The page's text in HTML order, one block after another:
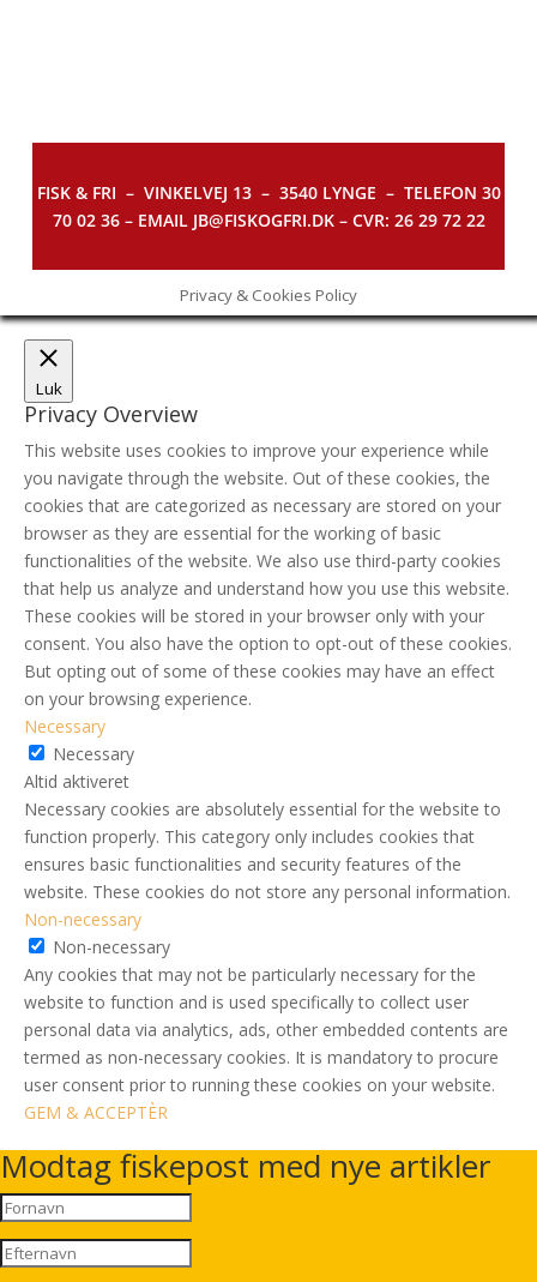
FISK & FRI – VINKELVEJ 13 – 3540 LYNGE – TELEFON 30
70 02 36 – EMAIL JB@FISKOGFRI.DK – CVR: 26 29 72 22
Privacy & Cookies Policy
Luk
Privacy Overview
This website uses cookies to improve your experience while
you navigate through the website. Out of these cookies, the
cookies that are categorized as necessary are stored on your
browser as they are essential for the working of basic
functionalities of the website. We also use third-party cookies
that help us analyze and understand how you use this website.
These cookies will be stored in your browser only with your
consent. You also have the option to opt-out of these cookies.
But opting out of some of these cookies may have an effect
on your browsing experience.
Necessary
Necessary
Altid aktiveret
Necessary cookies are absolutely essential for the website to
function properly. This category only includes cookies that
ensures basic functionalities and security features of the
website. These cookies do not store any personal information.
Non-necessary
Non-necessary
Any cookies that may not be particularly necessary for the
website to function and is used specifically to collect user
personal data via analytics, ads, other embedded contents are
termed as non-necessary cookies. It is mandatory to procure
user consent prior to running these cookies on your website.
GEM & ACCEPTÈR
Modtag fiskepost med nye artikler